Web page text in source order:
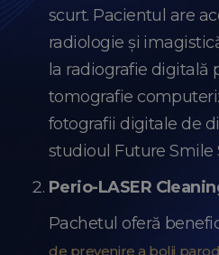
scurt. Pacientul are
radiologie și
la radiografie digitală
tomografie
fotografii digitale de
studioul Future Smile
Perio-LASER
Pachetul oferă
de prevenire a bolii